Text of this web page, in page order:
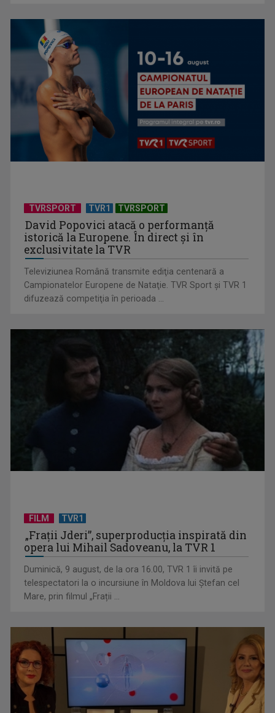
„Cerul” trupei Proconsul – a şasea cea mai votată piesă în
concursul „Cerbul ...
„Spune-mi”, piesa Monicăi Anghel – a patra cea mai votată
în concursul ...
CONCACAF respinge planul FIFA de privatizare parțială a
TVRSPORT TVR1 TVRSPORT
David Popovici atacă o performanţă
istorică la Europene. În direct şi în
exclusivitate la TVR
Televiziunea Română transmite ediţia centenară a
Campionatelor Europene de Nataţie. TVR Sport şi TVR 1
difuzează competiţia în perioada ...
FILM TVR1
„Frații Jderi”, superproducția inspirată din
opera lui Mihail Sadoveanu, la TVR 1
Duminică, 9 august, de la ora 16.00, TVR 1 îi invită pe
telespectatori la o incursiune în Moldova lui Ștefan cel
Mare, prin filmul „Frații ...